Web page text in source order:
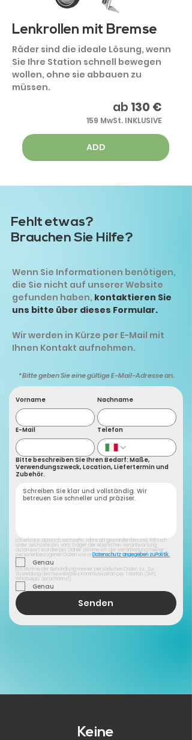
Lenkrollen mit Bremse
Räder sind die ideale Lösung, wenn
Sie Ihre Station schnell bewegen
wollen, ohne sie abbauen zu
müssen.
ab 130 €
159 MwSt. INKLUSIVE
ADD
Fehlt etwas?
Brauchen Sie Hilfe?
Wenn Sie Informationen benötigen,
die Sie nicht auf unserer Website
gefunden haben, kontaktieren Sie
uns bitte über dieses Formular.
Wir werden in Kürze per E-Mail mit
Ihnen Kontakt aufnehmen.
*Bitte geben Sie eine gültige E-Mail-Adresse an.
Vorname Nachname
E-Mail Telefon
Bitte beschreiben Sie Ihren Bedarf: Maße,
Verwendungszweck, Location, Liefertermin und
Zubehör.
Ich erkläre, dass ich sechzehn Jahre alt geworden bin und, falls ich
unter sechzehn bin, vom Träger der elterlichen Verantwortung
autorisiert worden bin. Daher stimme ich der Verarbeitung meiner
personenbezogenen Daten wie in Datenschutz angegeben zuPolitik.
Genau
Ich stimme der Behandlung meiner persönlichen Daten zu. Zur
Zusendung des Newsletters Kommunikation per Telefon (SMS,
WhatsApp, Sprachanruf)
Genau
Senden
Keine